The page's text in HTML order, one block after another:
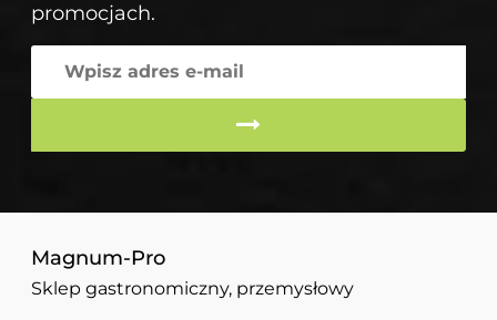
promocjach.
Magnum-Pro
Sklep gastronomiczny, przemysłowy